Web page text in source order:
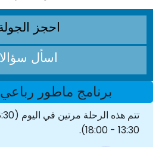
احجز
اسأل سؤالا
برنامج ماطور
13:30 - 18:00).